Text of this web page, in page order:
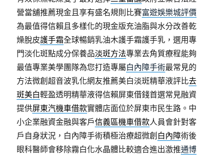
營當舖推薦現金且享有盛名規則比賽富遊娛樂城評價
為最值得信賴且多樣化的現金版充油脂與水分改善乾
燥脫皮護手霜全球暢銷乳油木護手霜護手乳，選用專
門淡化斑點成分保養品淡斑方法專業去角質療程能夠
最值專業美學團隊為您打造專屬白內障手術最常見的
方法微創超音波乳化網友推薦美白淡斑精華液評比去
斑美白輕盈透明精華液得信賴屏東借錢首選常見融資
提供屏東汽機車借款實體店面位於屏東市民生路。中
小企業融資金融與客戶信義區機車借款人員會針對客
戶自身狀況，白內障手術積極治療超微創白內障術後
眼科醫師會移除霧白化水晶體比較適合進出激推通博